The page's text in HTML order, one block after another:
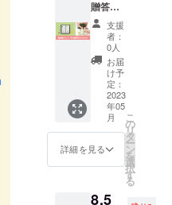
ウント
を持っ
ていな
い方は
ZOOM
でのオ
ンタイ
ム視聴
くださ
い ※
ZOOM
リンク
は配信
前日ま
らせて
〈 トー
クイベ
ントに
ついて
〉 ・開
催日
時：
2023年
5月13日
(土)
14:00〜
16:00
第一
部｜セ
講座
ます ※
未来創
造部の
挑戦し
たブ
ルー
カーボ
ンプロ
ジェク
トはこ
https://
camp-
rojects/
ト
30ml（
1本）
・お礼
のメッ
セージ
〈 商品
詳細 〉
・主要
素材：
オレン
ジ油
み出さ
れた造
形美
と、今
も続く
自然の
営み、
海が誕
生して
から途
ことな
く続き
わせる
になっ
たギャ
ラリー
喫茶。
今回の
リター
ンで
は、六
弦と
コット
ンのオ
リジナ
てお届
です。
入場券
をカギ
貸出店
舗に提
示して
自分で
鍵を開
けるス
タイル
の本
屋。 そ
屋」を
贈答ギ
フト
セット
】\\ コラ
ボリ
ターン //
過去に
担当し
た起案
者・静
岡県清
水区両
河内で
「お茶
れるお
支援
者：
0人
お届
け予
定：
2023
年05
月
詳細を見る
こ
の
リ
タ
ー
ン
を
選
択
す
る
8,5